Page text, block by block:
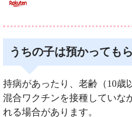
うちの子は預かっても
持病があったり、老齢（10歳
混合ワクチンを接種していな
れる場合があります。